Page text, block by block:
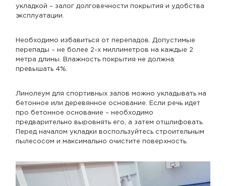
укладкой – залог долговечности покрытия и удобства
эксплуатации.
Необходимо избавиться от перепадов. Допустимые
перепады – не более 2-х миллиметров на каждые 2
метра длины. Влажность покрытия не должна
превышать 4%.
Линолеум для спортивных залов можно укладывать на
бетонное или деревянное основание. Если речь идет
про бетонное основание – необходимо
предварительно выровнять его, а затем отшлифовать.
Перед началом укладки воспользуйтесь строительным
пылесосом и максимально очистите поверхность.